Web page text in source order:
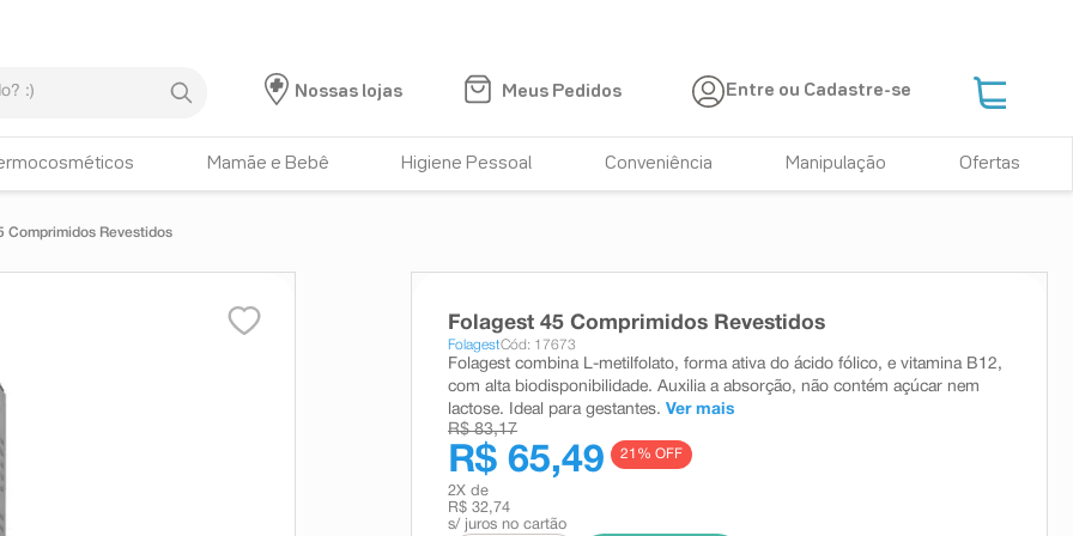
Nossas lojas
Meus Pedidos Entre ou Cadastre-se
Mamãe e Bebê Higiene Pessoal Conveniência Manipulação Ofertas
Comprimidos Revestidos
Folagest 45 Comprimidos Revestidos
FolagestCód: 17673
Folagest combina L-metilfolato, forma ativa do ácido fólico, e vitamina B12,
com alta biodisponibilidade. Auxilia a absorção, não contém açúcar nem
lactose. Ideal para gestantes. Ver mais
R$ 83,17
R$ 65,49 21 % OFF
2X de
R$ 32,74
s/ juros no cartão